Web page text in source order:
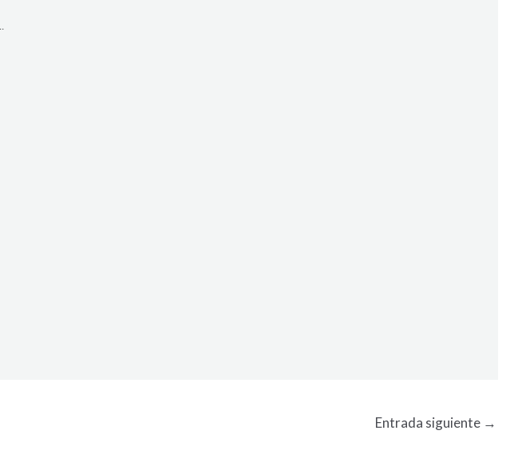
Entrada siguiente →